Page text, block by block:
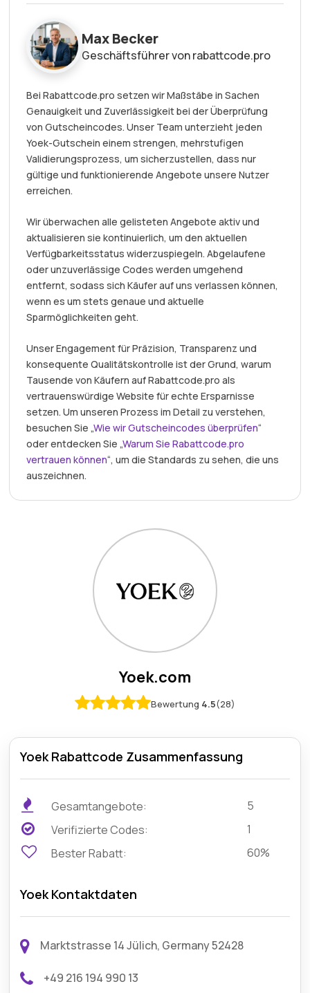
Max Becker
Geschäftsführer von rabattcode.pro
Bei Rabattcode.pro setzen wir Maßstäbe in Sachen
Genauigkeit und Zuverlässigkeit bei der Überprüfung
von Gutscheincodes. Unser Team unterzieht jeden
Yoek-Gutschein einem strengen, mehrstufigen
Validierungsprozess, um sicherzustellen, dass nur
gültige und funktionierende Angebote unsere Nutzer
erreichen.
Wir überwachen alle gelisteten Angebote aktiv und
aktualisieren sie kontinuierlich, um den aktuellen
Verfügbarkeitsstatus widerzuspiegeln. Abgelaufene
oder unzuverlässige Codes werden umgehend
entfernt, sodass sich Käufer auf uns verlassen können,
wenn es um stets genaue und aktuelle
Sparmöglichkeiten geht.
Unser Engagement für Präzision, Transparenz und
konsequente Qualitätskontrolle ist der Grund, warum
Tausende von Käufern auf Rabattcode.pro als
vertrauenswürdige Website für echte Ersparnisse
setzen. Um unseren Prozess im Detail zu verstehen,
besuchen Sie „Wie wir Gutscheincodes überprüfen“
oder entdecken Sie „Warum Sie Rabattcode.pro
vertrauen können“, um die Standards zu sehen, die uns
auszeichnen.
Yoek.com
Bewertung 4.5(28)
Yoek Rabattcode Zusammenfassung
Gesamtangebote:
5
Verifizierte Codes:
1
Bester Rabatt:
60%
Yoek Kontaktdaten
Marktstrasse 14 Jülich, Germany 52428
+49 216 194 990 13